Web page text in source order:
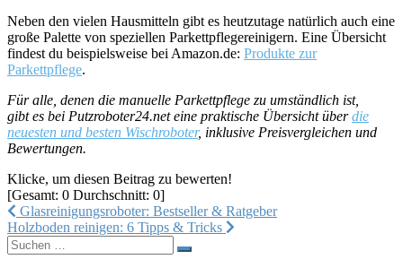
Neben den vielen Hausmitteln gibt es heutzutage natürlich auch eine
große Palette von speziellen Parkettpflegereinigern. Eine Übersicht
findest du beispielsweise bei Amazon.de: Produkte zur
Parkettpflege.
Für alle, denen die manuelle Parkettpflege zu umständlich ist,
gibt es bei Putzroboter24.net eine praktische Übersicht überdie
neuesten und besten Wischroboter, inklusive Preisvergleichen und
Bewertungen.
Klicke, um diesen Beitrag zu bewerten!
[Gesamt: 0 Durchschnitt: 0]
Beitragsnavigation
Glasreinigungsroboter: Bestseller & Ratgeber
Holzboden reinigen: 6 Tipps & Tricks
Suchen
nach: